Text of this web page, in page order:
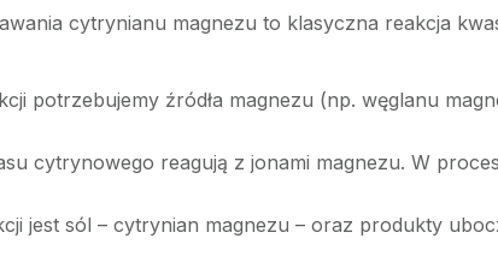
cytrynianu magnezu to klasyczna reakcja
potrzebujemy źródła magnezu (np. węglanu
cytrynowego reagują z jonami magnezu. W
jest sól – cytrynian magnezu – oraz produkty